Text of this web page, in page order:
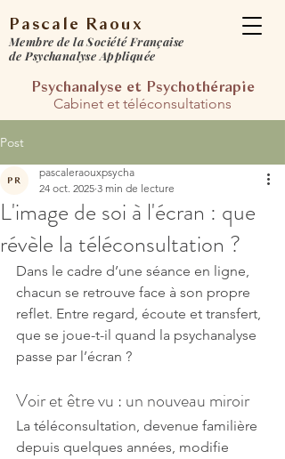
Pascale Raoux
Membre de la Société Française
de Psychanalyse Appliquée
Psychanalyse et Psychothérapie​
Cabinet et téléconsultations​​
Post
L'image de soi à l'écran : que
révèle la téléconsultation ?
pascaleraouxpsycha
24 oct. 2025 3 min de lecture
Dans le cadre d’une séance en ligne,
chacun se retrouve face à son propre
reflet. Entre regard, écoute et transfert,
que se joue-t-il quand la psychanalyse
passe par l’écran ?
Voir et être vu : un nouveau miroir
La téléconsultation, devenue familière
depuis quelques années, modifie